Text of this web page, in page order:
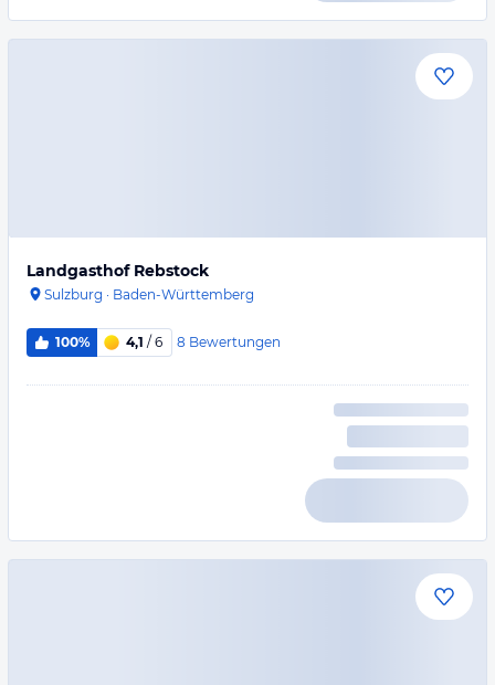
Landgasthof Rebstock
Sulzburg · Baden-Württemberg
100% 4,1 / 6 8 Bewertungen